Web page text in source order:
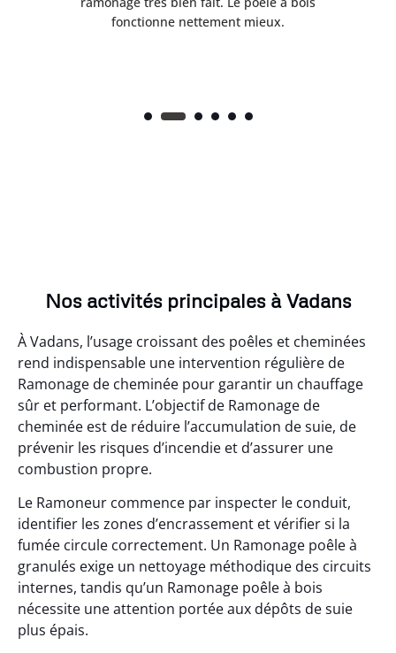
fonctionne nettement mieux.
Nos activités principales à Vadans
À Vadans, l’usage croissant des poêles et cheminées
rend indispensable une intervention régulière de
Ramonage de cheminée pour garantir un chauffage
sûr et performant. L’objectif de Ramonage de
cheminée est de réduire l’accumulation de suie, de
prévenir les risques d’incendie et d’assurer une
combustion propre.
Le Ramoneur commence par inspecter le conduit,
identifier les zones d’encrassement et vérifier si la
fumée circule correctement. Un Ramonage poêle à
granulés exige un nettoyage méthodique des circuits
internes, tandis qu’un Ramonage poêle à bois
nécessite une attention portée aux dépôts de suie
plus épais.